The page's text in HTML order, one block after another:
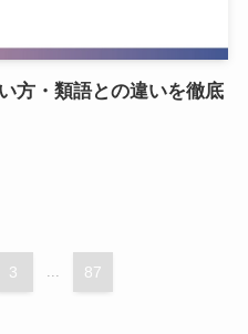
方・類語との違いを徹底
3 ... 87